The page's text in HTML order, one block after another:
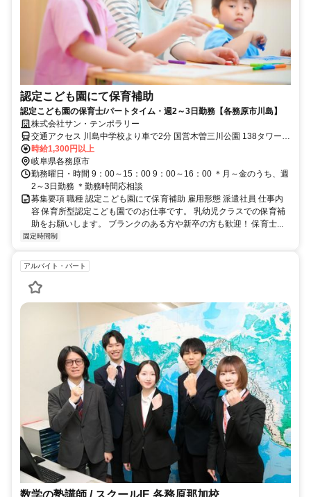
認定こども園にて保育補助
認定こども園の保育士/パートタイム・週2～3日勤務【各務原市川島】
株式会社サン・テンポラリー
交通アクセス 川島中学校より車で2分 国営木曽三川公園 138タワーパ
ークより車で8分
時給1,300円以上
岐阜県各務原市
勤務曜日・時間 9：00～15：00 9：00～16：00 ＊月～金のうち、週
2～3日勤務 ＊勤務時間応相談
募集要項 職種 認定こども園にて保育補助 雇用形態 派遣社員 仕事内
容 保育所型認定こども園でのお仕事です。 乳幼児クラスでの保育補
助をお願いします。 ブランクのある方や新卒の方も歓迎！ 保育士...
固定時間制
アルバイト・パート